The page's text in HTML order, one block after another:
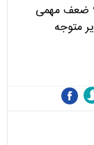
معایب تیارا؛ ۹ ضعف مهمی
متوجه